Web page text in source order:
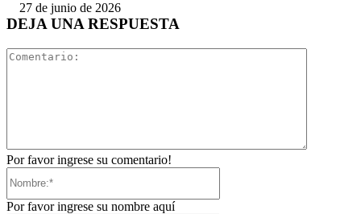
27 de junio de 2026
DEJA UNA RESPUESTA
Por favor ingrese su comentario!
Por favor ingrese su nombre aquí